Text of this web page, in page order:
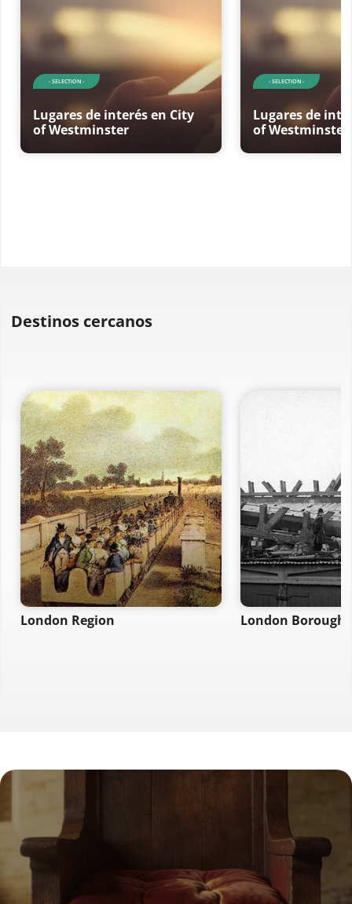
- SELECTION -
Lugares de interés en City
of Westminster
- SELECTION -
Lugares de
of Westminster
Destinos cercanos
London Region London Borough